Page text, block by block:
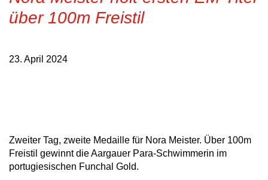
über 100m Freistil
23. April 2024
Zweiter Tag, zweite Medaille für Nora Meister. Über 100m
Freistil gewinnt die Aargauer Para-Schwimmerin im
portugiesischen Funchal Gold.